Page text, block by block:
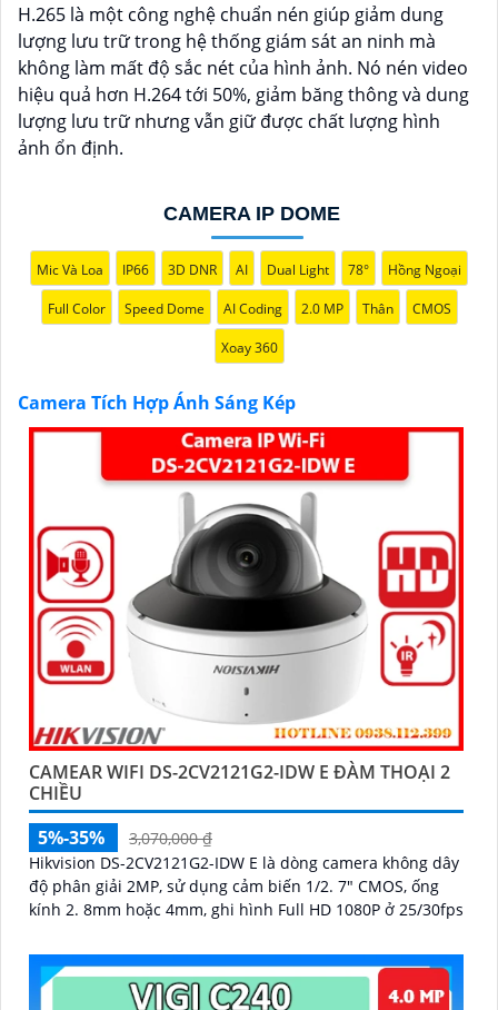
H.265 là một công nghệ chuẩn nén giúp giảm dung
lượng lưu trữ trong hệ thống giám sát an ninh mà
không làm mất độ sắc nét của hình ảnh. Nó nén video
hiệu quả hơn H.264 tới 50%, giảm băng thông và dung
lượng lưu trữ nhưng vẫn giữ được chất lượng hình
ảnh ổn định.
CAMERA IP DOME
Mic Và Loa IP66 3D DNR AI Dual Light 78° Hồng Ngoại
Full Color Speed Dome AI Coding 2.0 MP Thân CMOS
Xoay 360
Camera Tích Hợp Ánh Sáng Kép
CAMEAR WIFI DS-2CV2121G2-IDW E ĐÀM THOẠI 2
CHIỀU
5%-35%
3,070,000 ₫
Hikvision DS-2CV2121G2-IDW E là dòng camera không dây
độ phân giải 2MP, sử dụng cảm biến 1/2. 7" CMOS, ống
kính 2. 8mm hoặc 4mm, ghi hình Full HD 1080P ở 25/30fps